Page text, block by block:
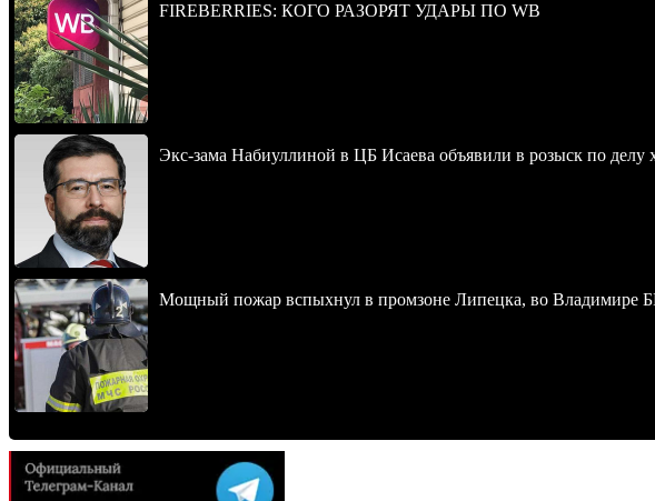
FIREBERRIES: КОГО РАЗОРЯТ УДАРЫ ПО WB
Экс-зама Набиуллиной в ЦБ Исаева объявили в розыск по делу
Мощный пожар вспыхнул в промзоне Липецка, во Владимире